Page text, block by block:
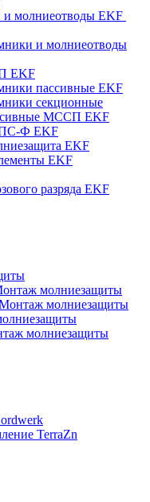
молниеотводы EKF
и молниеотводы
EKF
пассивные EKF
секционные
МССП EKF
Ф EKF
EKF
EKF
разряда EKF
молниезащиты
молниезащиты
молниезащиты
TerraZn